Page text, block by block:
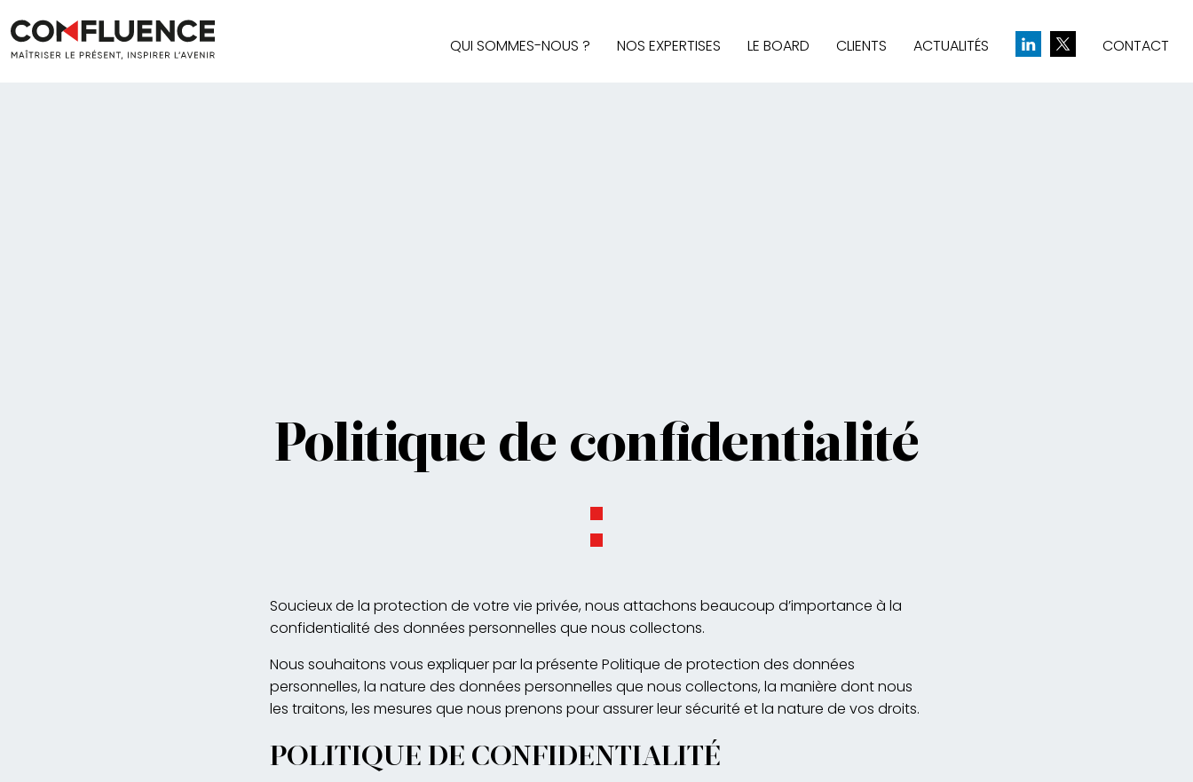
QUI SOMMES-NOUS ?
NOS EXPERTISES
LE BOARD CLIENTS ACTUALITÉS CONTACT
Politique de confidentialité
Soucieux de la protection de votre vie privée, nous attachons beaucoup d’importance à la
confidentialité des données personnelles que nous collectons.
Nous souhaitons vous expliquer par la présente Politique de protection des données
personnelles, la nature des données personnelles que nous collectons, la manière dont nous
les traitons, les mesures que nous prenons pour assurer leur sécurité et la nature de vos droits.
POLITIQUE DE CONFIDENTIALITÉ